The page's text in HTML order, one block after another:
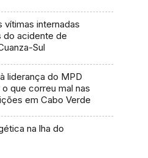
vítimas internadas
do acidente de
Sul
liderança do MPD
que correu mal nas
em Cabo Verde
na lha do